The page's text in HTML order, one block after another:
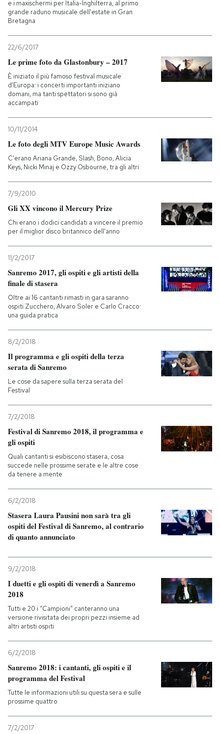
CALENDARIO
AREA PERSONALE
e i maxischermi per Italia-Inghilterra, al primo
grande raduno musicale dell'estate in Gran
Bretagna
22/6/2017
Le prime foto da Glastonbury – 2017
È iniziato il più famoso festival musicale
d’Europa: i concerti importanti iniziano
domani, ma tanti spettatori si sono già
accampati
10/11/2014
Le foto degli MTV Europe Music Awards
C'erano Ariana Grande, Slash, Bono, Alicia
Keys, Nicki Minaj e Ozzy Osbourne, tra gli altri
7/9/2010
Gli XX vincono il Mercury Prize
Chi erano i dodici candidati a vincere il premio
per il miglior disco britannico dell'anno
11/2/2017
Sanremo 2017, gli ospiti e gli artisti della
finale di stasera
Oltre ai 16 cantanti rimasti in gara saranno
ospiti Zucchero, Alvaro Soler e Carlo Cracco:
una guida pratica
8/2/2018
Il programma e gli ospiti della terza
serata di Sanremo
Le cose da sapere sulla terza serata del
Festival
7/2/2018
Festival di Sanremo 2018, il programma e
gli ospiti
Quali cantanti si esibiscono stasera, cosa
succede nelle prossime serate e le altre cose
da tenere a mente
6/2/2018
Stasera Laura Pausini non sarà tra gli
ospiti del Festival di Sanremo, al contrario
di quanto annunciato
9/2/2018
I duetti e gli ospiti di venerdì a Sanremo
2018
Tutti e 20 i “Campioni” canteranno una
versione rivisitata dei propri pezzi insieme ad
altri artisti ospiti
6/2/2018
Sanremo 2018: i cantanti, gli ospiti e il
programma del Festival
Tutte le informazioni utili su questa sera e sulle
prossime quattro
7/2/2017